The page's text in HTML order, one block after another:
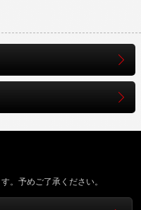
。予めご了承ください。